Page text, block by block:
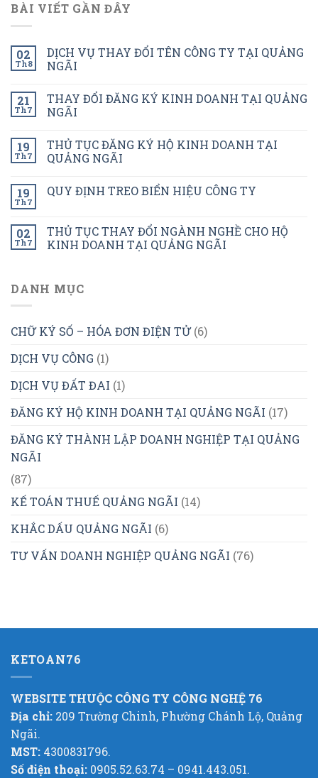
BÀI VIẾT GẦN ĐÂY
02
Th8
DỊCH VỤ THAY ĐỔI TÊN CÔNG TY TẠI QUẢNG
NGÃI
21
Th7
THAY ĐỔI ĐĂNG KÝ KINH DOANH TẠI QUẢNG
NGÃI
19
Th7
THỦ TỤC ĐĂNG KÝ HỘ KINH DOANH TẠI
QUẢNG NGÃI
19
Th7
QUY ĐỊNH TREO BIỂN HIỆU CÔNG TY
02
Th7
THỦ TỤC THAY ĐỔI NGÀNH NGHỀ CHO HỘ
KINH DOANH TẠI QUẢNG NGÃI
DANH MỤC
CHỮ KÝ SỐ – HÓA ĐƠN ĐIỆN TỬ(6)
DỊCH VỤ CÔNG (1)
DỊCH VỤ ĐẤT ĐAI (1)
ĐĂNG KÝ HỘ KINH DOANH TẠI QUẢNG NGÃI (17)
ĐĂNG KÝ THÀNH LẬP DOANH NGHIỆP TẠI QUẢNG
NGÃI
(87)
KẾ TOÁN THUẾ QUẢNG NGÃI (14)
KHẮC DẤU QUẢNG NGÃI (6)
TƯ VẤN DOANH NGHIỆP QUẢNG NGÃI (76)
KETOAN76
WEBSITE THUỘC CÔNG TY CÔNG NGHỆ 76
Địa chỉ: 209 Trường Chinh, Phường Chánh Lộ, Quảng
Ngãi.
MST: 4300831796.
Số điện thoại: 0905.52.63.74 – 0941.443.051.